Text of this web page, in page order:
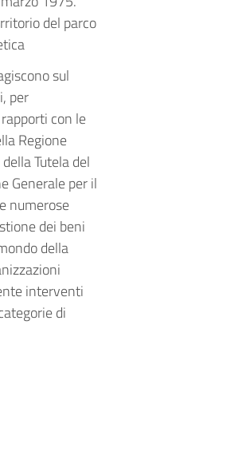
del parco
sul
per
con le
Regione
Tutela del
Generale per il
numerose
dei beni
della
interventi
di